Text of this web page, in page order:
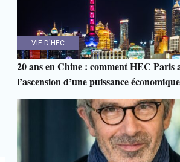
VIE D'HEC
20 ans en Chine : comment HEC Paris
l’ascension d’une puissance économique